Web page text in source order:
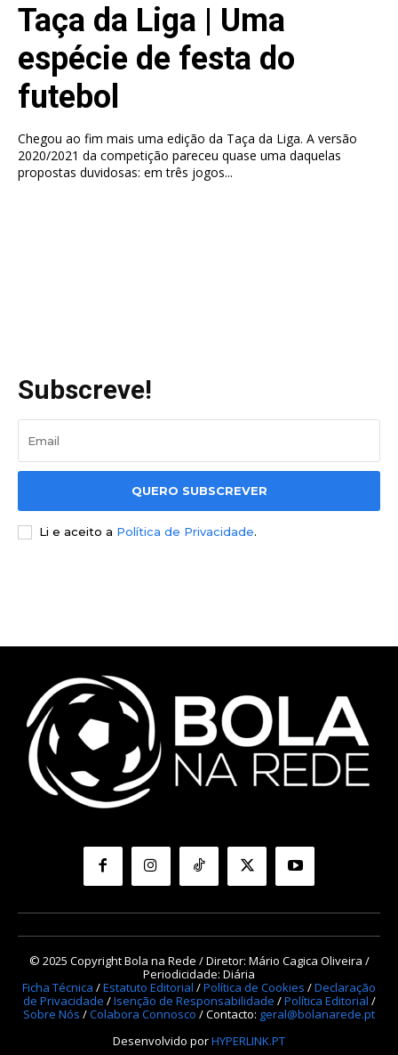
Taça da Liga | Uma
espécie de festa do
futebol
Chegou ao fim mais uma edição da Taça da Liga. A versão
2020/2021 da competição pareceu quase uma daquelas
propostas duvidosas: em três jogos...
Subscreve!
QUERO SUBSCREVER
Li e aceito a Política de Privacidade.
© 2025 Copyright Bola na Rede / Diretor: Mário Cagica Oliveira /
Periodicidade: Diária
Ficha Técnica /Estatuto Editorial /Política de Cookies /Declaração
de Privacidade /Isenção de Responsabilidade /Política Editorial /
Sobre Nós /Colabora Connosco / Contacto: geral@bolanarede.pt
Desenvolvido porHYPERLINK.PT